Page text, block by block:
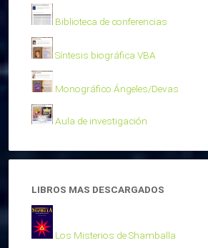
Biblioteca de conferencias
Síntesis biográfica VBA
Monográfico Ángeles/Devas
Aula de investigación
LIBROS MAS DESCARGADOS
Los Misterios de Shamballa